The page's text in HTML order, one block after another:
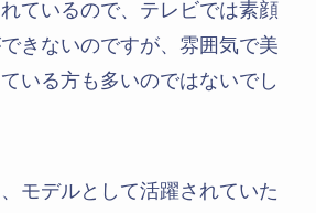
ているので、テレビでは素顔
きないのですが、雰囲気で美
いる方も多いのではないでし
モデルとして活躍されていた